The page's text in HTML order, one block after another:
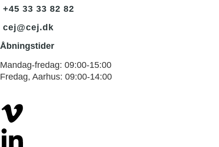
+45 33 33 82 82
cej@cej.dk
Åbningstider
Mandag-fredag: 09:00-15:00
Fredag, Aarhus: 09:00-14:00